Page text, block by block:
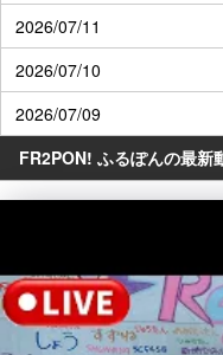
2026/07/11
2026/07/10
2026/07/09
FR2PON! ふるぽんの最新